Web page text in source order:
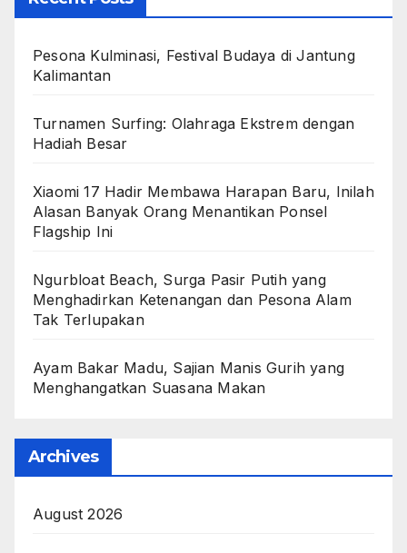
Xiaomi 17 Hadir Membawa Harapan Baru, Inilah
Alasan Banyak Orang Menantikan Ponsel
Ngurbloat Beach, Surga Pasir Putih yang
Ayam Bakar Madu, Sajian Manis Gurih yang
Menghangatkan Suasana Makan
Archives
August 2026
June 2026
May 2026